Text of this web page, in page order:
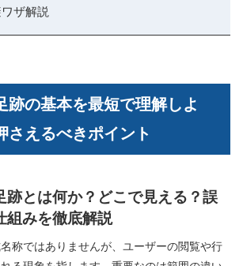
ザ解説
跡の基本を最短で理解しよ
さえるべきポイント
跡とは何か？どこで見える？誤
組みを徹底解説
称ではありませんが、ユーザーの閲覧や行